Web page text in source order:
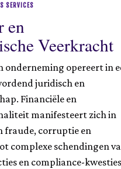
SERVICES
en
Veerkracht
onderneming opereert in
juridisch en
Financiële en
manifesteert zich in
fraude, corruptie en
complexe schendingen
en compliance-